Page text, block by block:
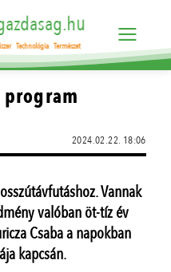
Technológia Természet
2024.02.22. 18:06
Vannak
valóban öt-tíz év
Csaba a napokban
kapcsán.